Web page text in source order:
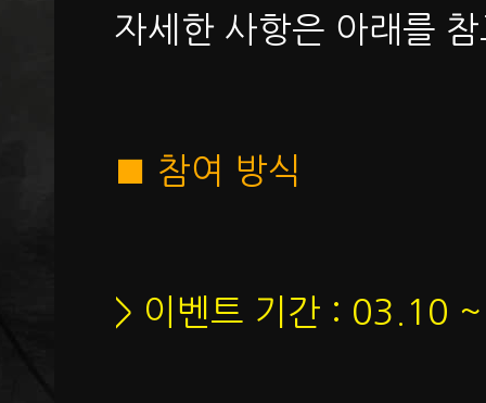
자세한 사항은 아래를
■ 참여 방식
> 이벤트 기간 : 03.10